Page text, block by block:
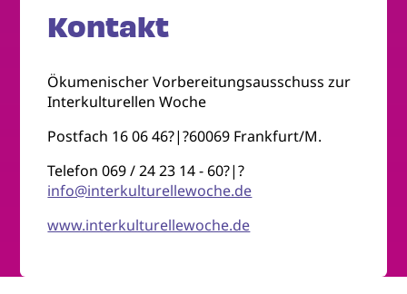
Kontakt
Ökumenischer Vorbereitungsausschuss zur
Interkulturellen Woche
Postfach 16 06 46?|?60069 Frankfurt/M.
Telefon 069 / 24 23 14 - 60?|?
info@interkulturellewoche.de
www.interkulturellewoche.de